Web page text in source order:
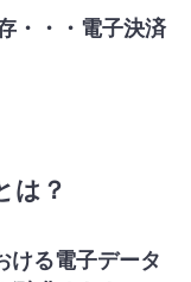
・・・電子決済
は？
ける電子データ